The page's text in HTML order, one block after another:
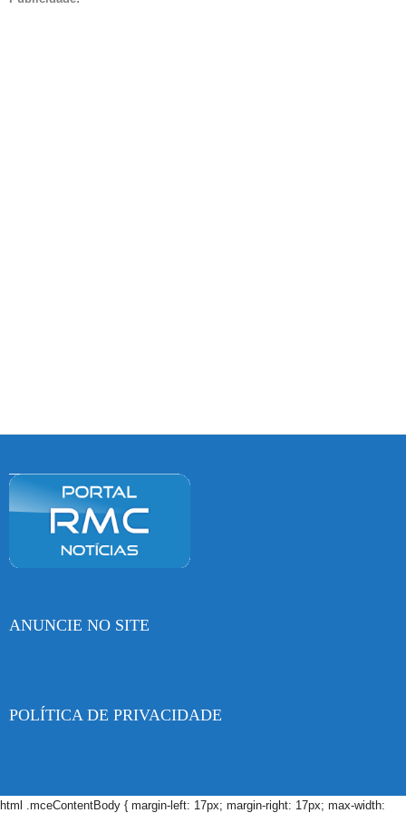
ANUNCIE NO SITE
POLÍTICA DE PRIVACIDADE
html .mceContentBody { margin-left: 17px; margin-right: 17px; max-width: